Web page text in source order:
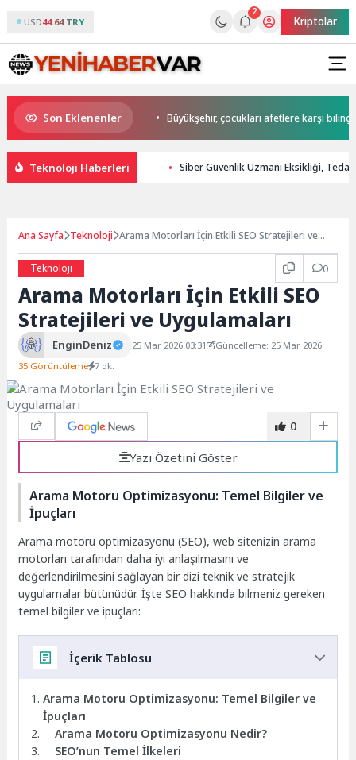
USD44.64 TRY
2
Kriptolar
Son Eklenenler
Büyükakın’dan Büyükşehir, çocukları afetlere karşı
Teknoloji Haberleri Siber Güvenlik Uzmanı Eksikliği,
Ana Sayfa Teknoloji Arama Motorları İçin Etkili SEO Stratejileri ve
Teknoloji
0
Arama Motorları İçin Etkili SEO
Stratejileri ve Uygulamaları
EnginDeniz 25 Mar 2026 03:31
Güncelleme: 25 Mar 2026
35 Görüntüleme 7 dk.
0
Yazı Özetini Göster
Arama Motoru Optimizasyonu: Temel Bilgiler ve
İpuçları
Arama motoru optimizasyonu (SEO), web sitenizin arama
motorları tarafından daha iyi anlaşılmasını ve
değerlendirilmesini sağlayan bir dizi teknik ve stratejik
uygulamalar bütünüdür. İşte SEO hakkında bilmeniz gereken
temel bilgiler ve ipuçları:
İçerik Tablosu
Arama Motoru Optimizasyonu: Temel Bilgiler ve
İpuçları
Arama Motoru Optimizasyonu Nedir?
SEO’nun Temel İlkeleri